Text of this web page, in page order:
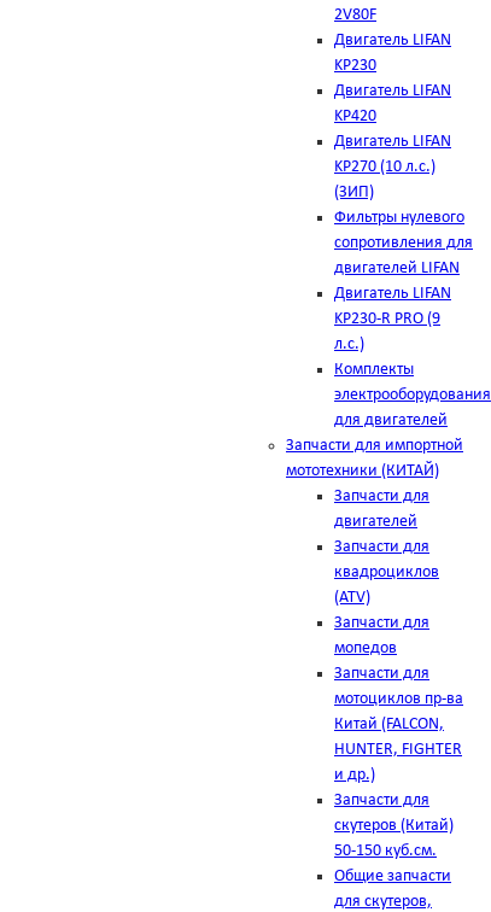
2V80F
Двигатель LIFAN
KP230
Двигатель LIFAN
KP420
Двигатель LIFAN
KP270 (10 л.с.)
(ЗИП)
Фильтры нулевого
сопротивления для
двигателей LIFAN
Двигатель LIFAN
KP230-R PRO (9
л.с.)
Комплекты
электрооборудования
для двигателей
Запчасти для импортной
мототехники (КИТАЙ)
Запчасти для
двигателей
Запчасти для
квадроциклов
(ATV)
Запчасти для
мопедов
Запчасти для
мотоциклов пр-ва
Китай (FALCON,
HUNTER, FIGHTER
и др.)
Запчасти для
скутеров (Китай)
50-150 куб.см.
Общие запчасти
для скутеров,